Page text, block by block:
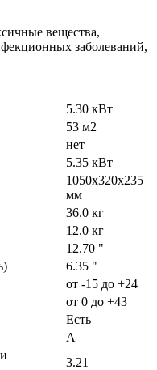
вещества,
заболеваний,
5.30 кВт
53 м2
нет
5.35 кВт
1050х320х235
мм
36.0 кг
12.0 кг
12.70 "
6.35 "
от -15 до +24
от 0 до +43
Есть
A
3.21